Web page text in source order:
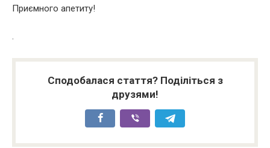
Приємного апетиту!
.
Сподобалася стаття? Поділіться з
друзями!